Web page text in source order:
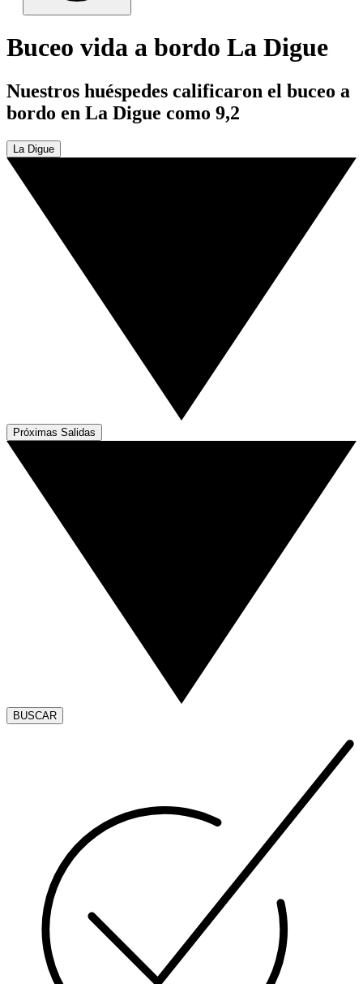
Buceo vida a bordo La Digue
Nuestros huéspedes calificaron el buceo a
bordo en La Digue como 9,2
La Digue
Próximas Salidas
BUSCAR